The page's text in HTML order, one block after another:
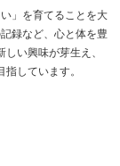
」を育てることを大
録など、心と体を豊
い興味が芽生え、
しています。